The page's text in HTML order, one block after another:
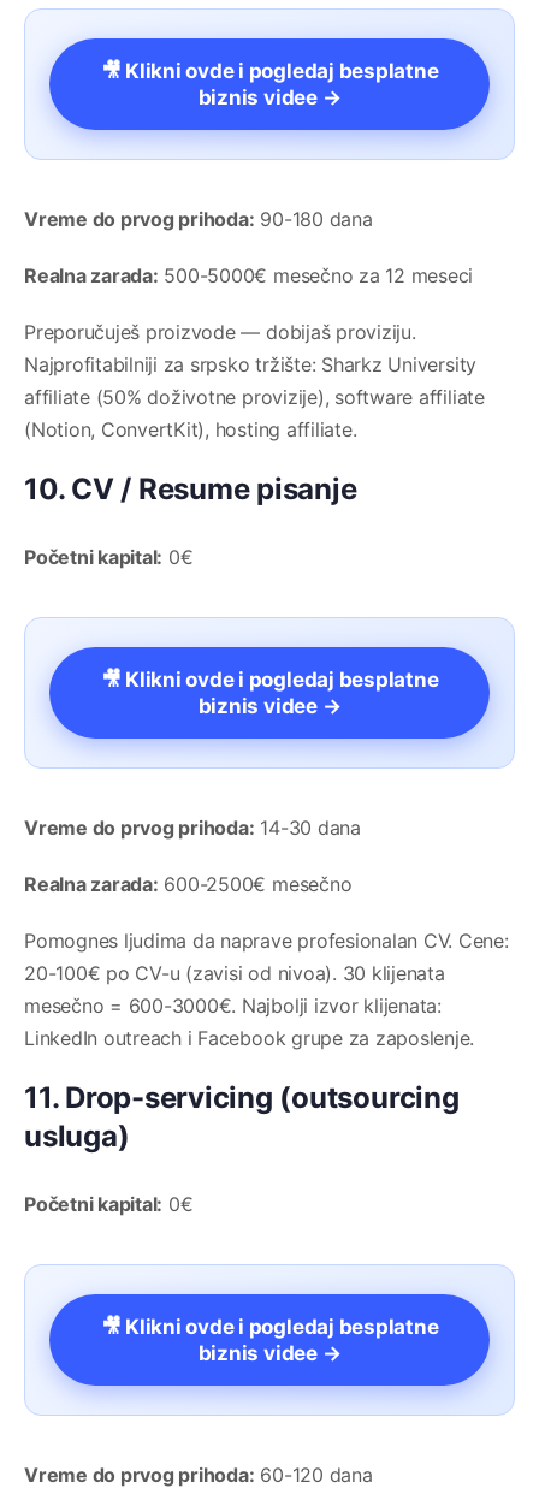
🎥 Klikni ovde i pogledaj besplatne
biznis videe →
Vreme do prvog prihoda: 90-180 dana
Realna zarada: 500-5000€ mesečno za 12 meseci
Preporučuješ proizvode — dobijaš proviziju.
Najprofitabilniji za srpsko tržište: Sharkz University
affiliate (50% doživotne provizije), software affiliate
(Notion, ConvertKit), hosting affiliate.
10. CV / Resume pisanje
Početni kapital: 0€
🎥 Klikni ovde i pogledaj besplatne
biznis videe →
Vreme do prvog prihoda: 14-30 dana
Realna zarada: 600-2500€ mesečno
Pomognes ljudima da naprave profesionalan CV. Cene:
20-100€ po CV-u (zavisi od nivoa). 30 klijenata
mesečno = 600-3000€. Najbolji izvor klijenata:
LinkedIn outreach i Facebook grupe za zaposlenje.
11. Drop-servicing (outsourcing
usluga)
Početni kapital: 0€
🎥 Klikni ovde i pogledaj besplatne
biznis videe →
Vreme do prvog prihoda: 60-120 dana